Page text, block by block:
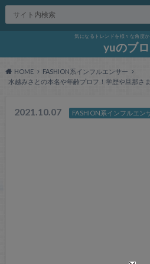
気になるトレンドを様々な角度
yuのブ
HOME
FASHION系インフルエンサー
水越みさとの本名や年齢プロフ！学歴や旦那さ
2021.10.07 FASHION系インフルエン